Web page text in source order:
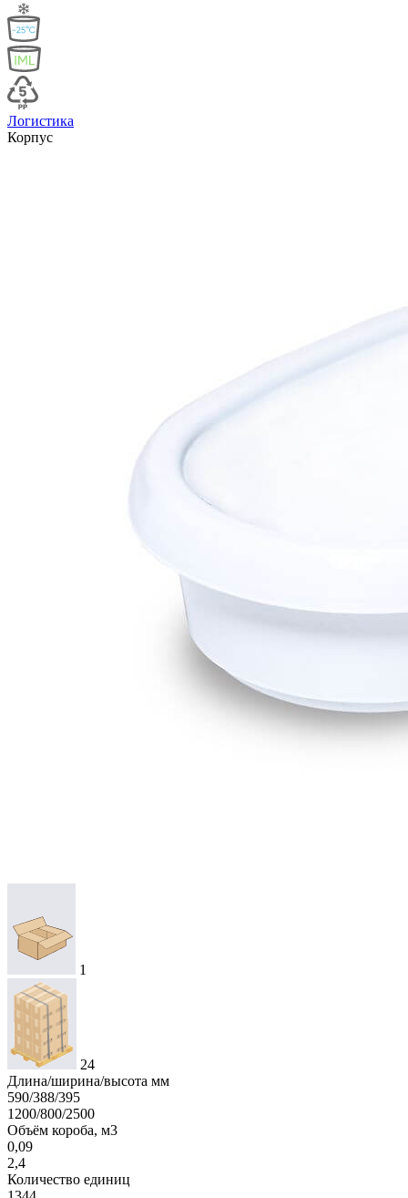
Логистика
Корпус
1
24
Длина/ширина/высота мм
590/388/395
1200/800/2500
Объём короба, м3
0,09
2,4
Количество единиц